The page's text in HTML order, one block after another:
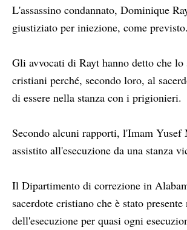
L'assassino condannato, Dominique
giustiziato per iniezione, come previsto.
Gli avvocati di Rayt hanno detto che lo
cristiani perché, secondo loro, al
di essere nella stanza con i prigionieri.
Secondo alcuni rapporti, l'Imam Yusef
assistito all'esecuzione da una stanza
Il Dipartimento di correzione in
sacerdote cristiano che è stato presente
dell'esecuzione per quasi ogni